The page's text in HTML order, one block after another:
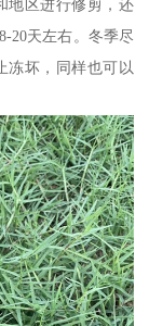
地区进行修剪，还
20天左右。冬季尽
冻坏，同样也可以